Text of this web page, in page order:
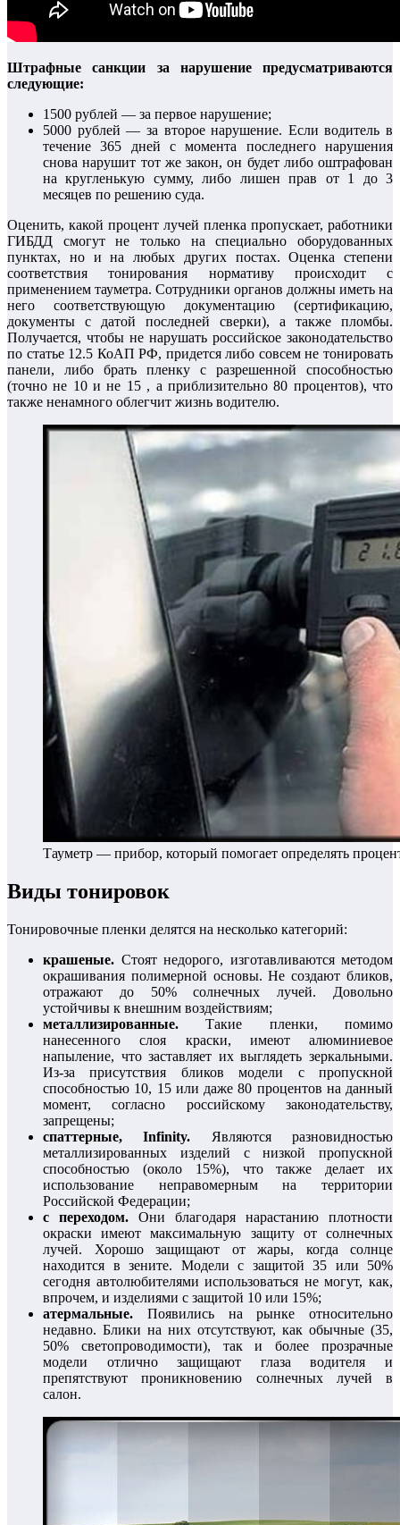
Штрафные санкции за нарушение предусматриваются
следующие:
1500 рублей — за первое нарушение;
5000 рублей — за второе нарушение. Если водитель в
течение 365 дней с момента последнего нарушения
снова нарушит тот же закон, он будет либо оштрафован
на кругленькую сумму, либо лишен прав от 1 до 3
месяцев по решению суда.
Оценить, какой процент лучей пленка пропускает, работники
ГИБДД смогут не только на специально оборудованных
пунктах, но и на любых других постах. Оценка степени
соответствия тонирования нормативу происходит с
применением тауметра. Сотрудники органов должны иметь на
него соответствующую документацию (сертификацию,
документы с датой последней сверки), а также пломбы.
Получается, чтобы не нарушать российское законодательство
по статье 12.5 КоАП РФ, придется либо совсем не тонировать
панели, либо брать пленку с разрешенной способностью
(точно не 10 и не 15 , а приблизительно 80 процентов), что
также ненамного облегчит жизнь водителю.
Тауметр — прибор, который помогает определять
Виды тонировок
Тонировочные пленки делятся на несколько категорий:
крашеные. Стоят недорого, изготавливаются методом
окрашивания полимерной основы. Не создают бликов,
отражают до 50% солнечных лучей. Довольно
устойчивы к внешним воздействиям;
металлизированные. Такие пленки, помимо
нанесенного слоя краски, имеют алюминиевое
напыление, что заставляет их выглядеть зеркальными.
Из-за присутствия бликов модели с пропускной
способностью 10, 15 или даже 80 процентов на данный
момент, согласно российскому законодательству,
запрещены;
спаттерные, Infinity. Являются разновидностью
металлизированных изделий с низкой пропускной
способностью (около 15%), что также делает их
использование неправомерным на территории
Российской Федерации;
с переходом. Они благодаря нарастанию плотности
окраски имеют максимальную защиту от солнечных
лучей. Хорошо защищают от жары, когда солнце
находится в зените. Модели с защитой 35 или 50%
сегодня автолюбителями использоваться не могут, как,
впрочем, и изделиями с защитой 10 или 15%;
атермальные. Появились на рынке относительно
недавно. Блики на них отсутствуют, как обычные (35,
50% светопроводимости), так и более прозрачные
модели отлично защищают глаза водителя и
препятствуют проникновению солнечных лучей в
салон.